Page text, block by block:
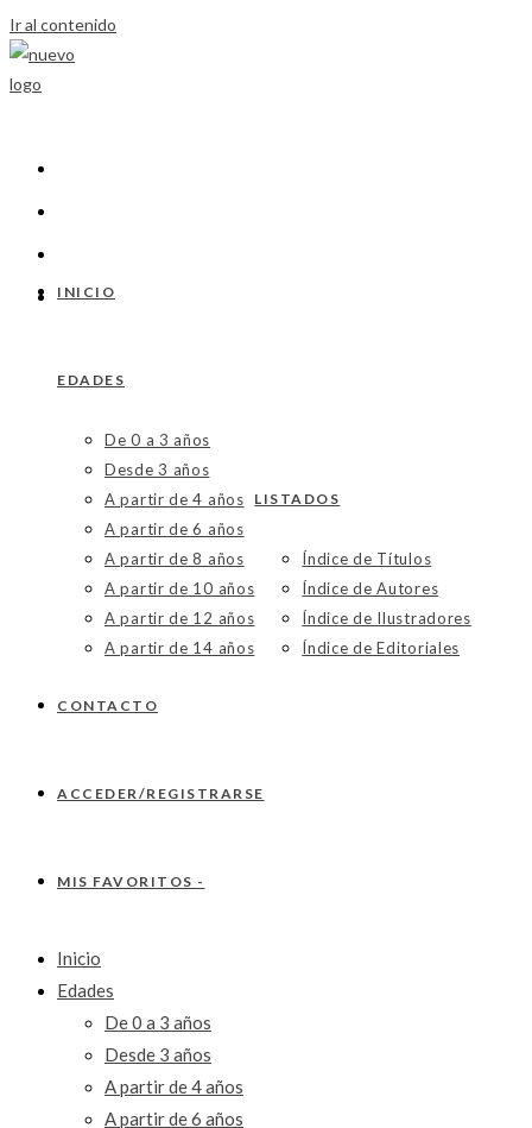
Ir al contenido
INICIO
EDADES
De 0 a 3 años
Desde 3 años
A partir de 4 años
A partir de 6 años
A partir de 8 años
A partir de 10 años
A partir de 12 años
A partir de 14 años
LISTADOS
Índice de Títulos
Índice de Autores
Índice de Ilustradores
Índice de Editoriales
CONTACTO
ACCEDER/REGISTRARSE
MIS FAVORITOS -
Inicio
Edades
De 0 a 3 años
Desde 3 años
A partir de 4 años
A partir de 6 años